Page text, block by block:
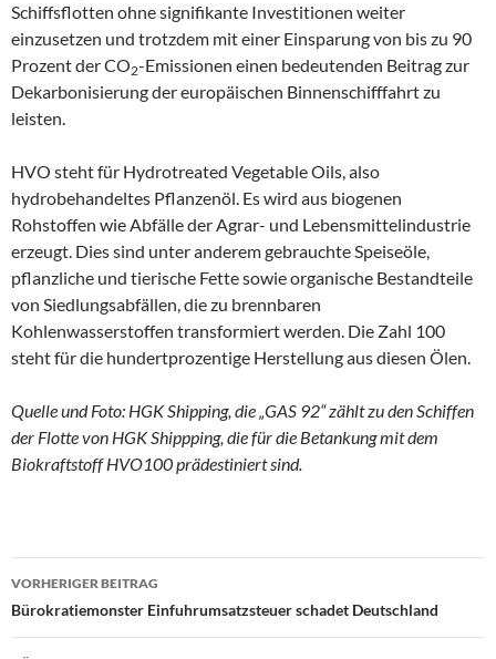
Schiffsflotten ohne signifikante Investitionen weiter
einzusetzen und trotzdem mit einer Einsparung von bis zu 90
Prozent der CO2-Emissionen einen bedeutenden Beitrag zur
Dekarbonisierung der europäischen Binnenschifffahrt zu
leisten.
HVO steht für Hydrotreated Vegetable Oils, also
hydrobehandeltes Pflanzenöl. Es wird aus biogenen
Rohstoffen wie Abfälle der Agrar- und Lebensmittelindustrie
erzeugt. Dies sind unter anderem gebrauchte Speiseöle,
pflanzliche und tierische Fette sowie organische Bestandteile
von Siedlungsabfällen, die zu brennbaren
Kohlenwasserstoffen transformiert werden. Die Zahl 100
steht für die hundertprozentige Herstellung aus diesen Ölen.
Quelle und Foto: HGK Shipping, die „GAS 92“ zählt zu den Schiffen
der Flotte von HGK Shippping, die für die Betankung mit dem
Biokraftstoff HVO100 prädestiniert sind.
Beitragsnavigation
VORHERIGER BEITRAG
Bürokratiemonster Einfuhrumsatzsteuer schadet Deutschland